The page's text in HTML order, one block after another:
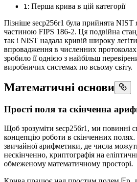
1 : Перша крива в цій категорії
Пізніше secp256r1 була прийнята NIST
частиною FIPS 186-2. Ця подвійна
так і NIST надала кривій широку
впровадження в численних протоколах
зробило її однією з найбільш
виробничих системах по всьому світу.
Математичні основи
Прості поля та скінченна
Щоб зрозуміти secp256r1, ми повинні
концепцію роботи в скінченних полях.
звичайної арифметики, де числа
нескінченно, криптографія на
обмеженому математичному просторі.